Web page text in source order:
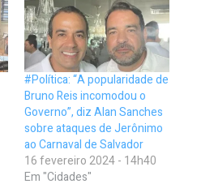
#Política: “A popularidade de
Bruno Reis incomodou o
Governo”, diz Alan Sanches
sobre ataques de Jerônimo
ao Carnaval de Salvador
16 fevereiro 2024 - 14h40
Em "Cidades"